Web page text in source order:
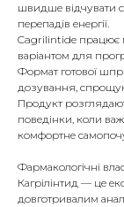
швидше відчувати
перепадів енергії.
Cagrilintide працює
варіантом для
Формат готової
дозування,
Продукт
поведінки, коли
комфортне
Фармакологічні
Кагрілінтид — це
довготривалим